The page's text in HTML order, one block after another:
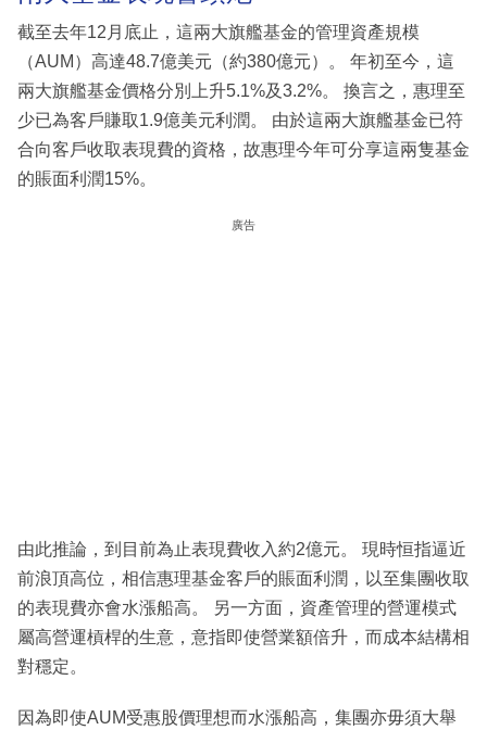
截至去年12月底止，這兩大旗艦基金的管理資產規模
（AUM）高達48.7億美元（約380億元）。 年初至今，這
兩大旗艦基金價格分別上升5.1%及3.2%。 換言之，惠理至
少已為客戶賺取1.9億美元利潤。 由於這兩大旗艦基金已符
合向客戶收取表現費的資格，故惠理今年可分享這兩隻基金
的賬面利潤15%。
廣告
由此推論，到目前為止表現費收入約2億元。 現時恒指逼近
前浪頂高位，相信惠理基金客戶的賬面利潤，以至集團收取
的表現費亦會水漲船高。 另一方面，資產管理的營運模式
屬高營運槓桿的生意，意指即使營業額倍升，而成本結構相
對穩定。
因為即使AUM受惠股價理想而水漲船高，集團亦毋須大舉